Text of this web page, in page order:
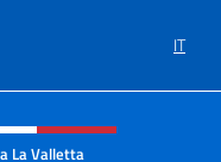
IT
e menù
La Valletta